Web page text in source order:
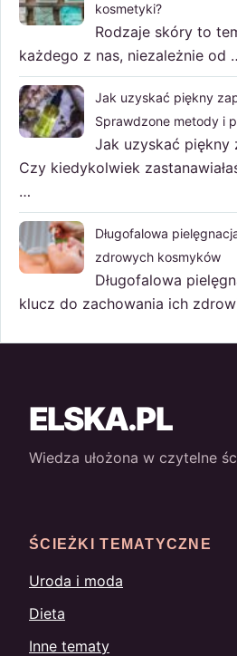
kosmetyki?
Rodzaje skóry to
każdego z nas, niezależnie od
Jak uzyskać piękny
Sprawdzone metody i
Jak uzyskać piękny
Czy kiedykolwiek
…
Długofalowa
zdrowych kosmyków
Długofalowa
klucz do zachowania ich
ELSKA.PL
Wiedza ułożona w czytelne
ŚCIEŻKI TEMATYCZNE
Uroda i moda
Dieta
Inne tematy